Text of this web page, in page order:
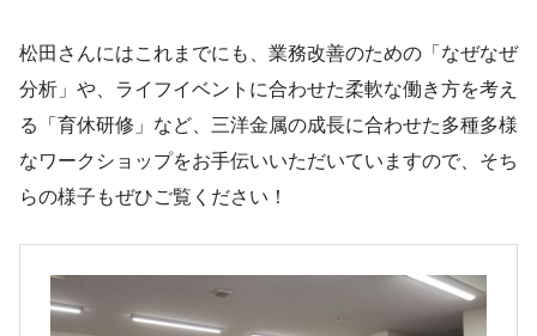
松田さんにはこれまでにも、業務改善のための「なぜなぜ
分析」や、ライフイベントに合わせた柔軟な働き方を考え
る「育休研修」など、三洋金属の成長に合わせた多種多様
なワークショップをお手伝いいただいていますので、そち
らの様子もぜひご覧ください！